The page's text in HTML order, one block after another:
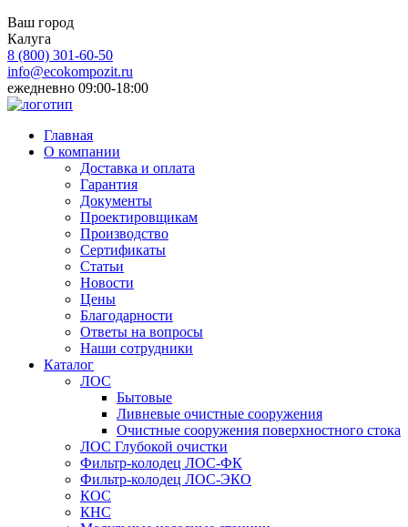
Ваш город
Калуга
8 (800) 301-60-50
info@ecokompozit.ru
ежедневно 09:00-18:00
Главная
О компании
Доставка и оплата
Гарантия
Документы
Проектировщикам
Производство
Сертификаты
Статьи
Новости
Цены
Благодарности
Ответы на вопросы
Наши сотрудники
Каталог
ЛОС
Бытовые
Ливневые очистные сооружения
Очистные сооружения поверхностного стока
ЛОС Глубокой очистки
Фильтр-колодец ЛОС-ФК
Фильтр-колодец ЛОС-ЭКО
КОС
КНС